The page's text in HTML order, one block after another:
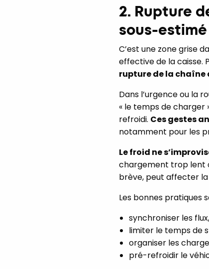
2. Rupture
sous-estimé
C’est une zone grise
effective de la caisse.
rupture de la chaîne
Dans l’urgence ou la
« le temps de charger
refroidi. Ces gestes
notamment pour les
Le froid ne
chargement trop lent
brève, peut affecter
Les bonnes pratiques
synchroniser les flux,
limiter le temps de
organiser les
pré-refroidir le